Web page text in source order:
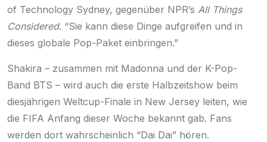
of Technology Sydney, gegenüber NPR’s All Things
Considered. “Sie kann diese Dinge aufgreifen und in
dieses globale Pop-Paket einbringen.”
Shakira – zusammen mit Madonna und der K-Pop-
Band BTS – wird auch die erste Halbzeitshow beim
diesjährigen Weltcup-Finale in New Jersey leiten, wie
die FIFA Anfang dieser Woche bekannt gab. Fans
werden dort wahrscheinlich “Dai Dai” hören.